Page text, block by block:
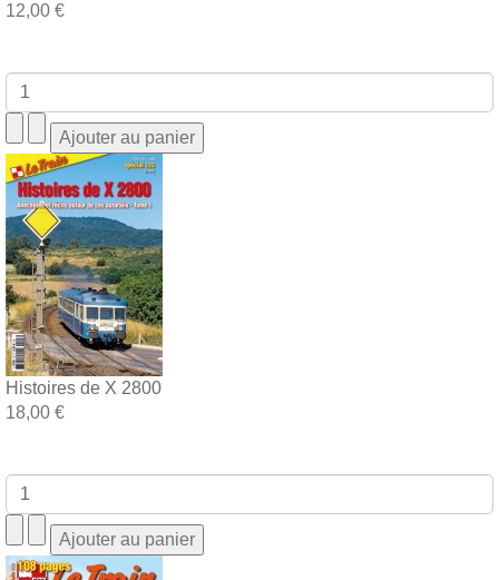
12,00 €
Histoires de X 2800
18,00 €